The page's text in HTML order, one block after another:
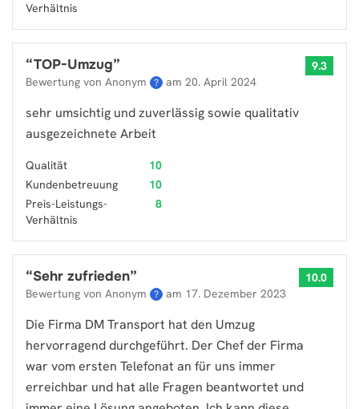
Verhältnis
“TOP-Umzug”
Bewertung von Anonym ? am 20. April 2024
9.3
sehr umsichtig und zuverlässig sowie qualitativ
ausgezeichnete Arbeit
Qualität
10
Kundenbetreuung
10
Preis-Leistungs-
Verhältnis
8
“Sehr zufrieden”
Bewertung von Anonym ? am 17. Dezember 2023
10.0
Die Firma DM Transport hat den Umzug
hervorragend durchgeführt. Der Chef der Firma
war vom ersten Telefonat an für uns immer
erreichbar und hat alle Fragen beantwortet und